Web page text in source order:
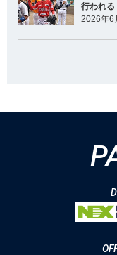
行われる
2026年6